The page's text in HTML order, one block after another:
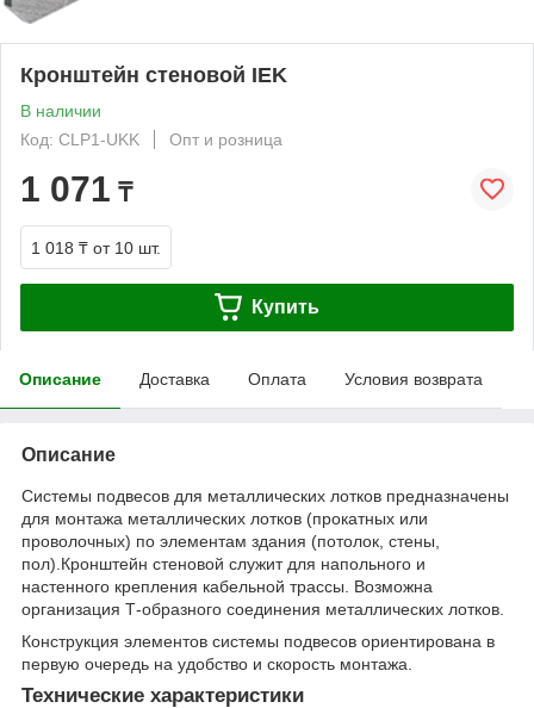
Кронштейн стеновой IEK
В наличии
Код: CLP1-UKK
Опт и розница
1 071 ₸
1 018 ₸ от 10 шт.
Купить
Описание Доставка Оплата Условия возврата
Описание
Системы подвесов для металлических лотков предназначены
для монтажа металлических лотков (прокатных или
проволочных) по элементам здания (потолок, стены,
пол).Кронштейн стеновой служит для напольного и
настенного крепления кабельной трассы. Возможна
организация Т-образного соединения металлических лотков.
Конструкция элементов системы подвесов ориентирована в
первую очередь на удобство и скорость монтажа.
Технические характеристики